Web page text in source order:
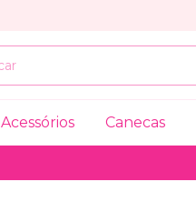
Acessórios Canecas